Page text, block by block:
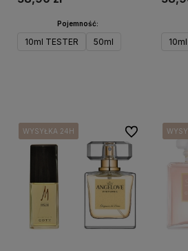
Pojemność:
10ml TESTER 50ml
WYSYŁKA 24H
WYSYŁKA 24H
WYSYŁKA 24H
WYSYŁKA 24H Do ulubionych